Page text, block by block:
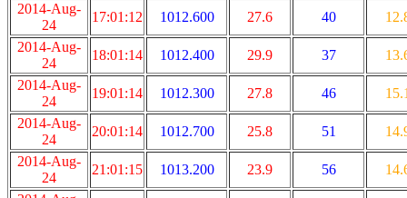
2014-Aug-
24
17:01:12 1012.600 27.6 40
2014-Aug-
24
18:01:14 1012.400 29.9 37
2014-Aug-
24
19:01:14 1012.300 27.8 46
2014-Aug-
24
20:01:14 1012.700 25.8 51
2014-Aug-
24
21:01:15 1013.200 23.9 56